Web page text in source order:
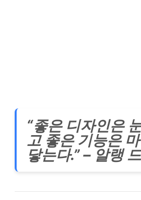
“좋은 디자인은
고 좋은 기능은
닿는다.” – 알랭